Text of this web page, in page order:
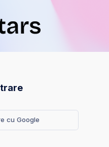
cu Google